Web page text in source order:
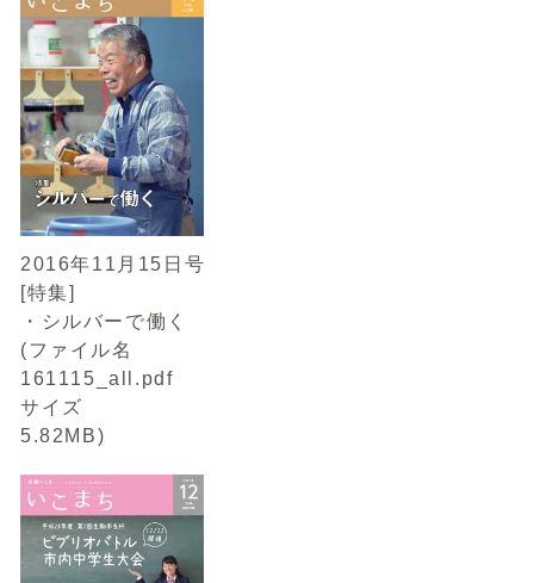
2016年11月15日号
[特集]
・シルバーで働く
(ファイル名
161115_all.pdf
サイズ
5.82MB)